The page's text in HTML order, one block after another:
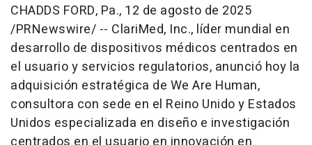
CHADDS FORD, Pa., 12 de agosto de 2025
/PRNewswire/ -- ClariMed, Inc., líder mundial en
desarrollo de dispositivos médicos centrados en
el usuario y servicios regulatorios, anunció hoy la
adquisición estratégica de We Are Human,
consultora con sede en el Reino Unido y Estados
Unidos especializada en diseño e investigación